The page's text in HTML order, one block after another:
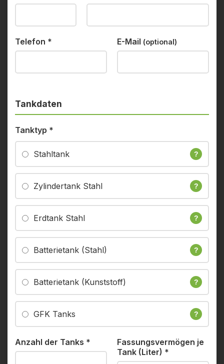
Telefon * E-Mail (optional)
Tankdaten
Tanktyp *
Stahltank ?
Zylindertank Stahl ?
Erdtank Stahl ?
Batterietank (Stahl) ?
Batterietank (Kunststoff) ?
GFK Tanks ?
Anzahl der Tanks *
Fassungsvermögen je
Tank (Liter) *